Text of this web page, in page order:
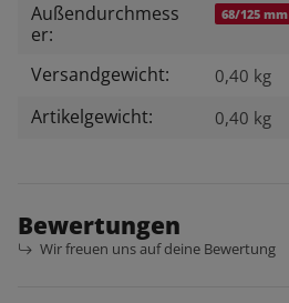
Außendurchmess
er:
68/125 mm
Versandgewicht: 0,40 kg
Artikelgewicht: 0,40 kg
Bewertungen
Wir freuen uns auf deine Bewertung